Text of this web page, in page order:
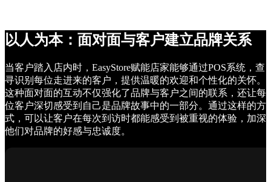
以人为本：面对面与客户建立品牌关系
当客户踏入店内时，EasyStore赋能店家能够通过POS系统，查
寻识别每位走进来的客户，提供温暖的欢迎和个性化的关怀。
这种面对面的互动不仅强化了品牌与客户之间的联系，还让每
位客户深切感受到自己是品牌故事中的一部分。通过这样的方
式，可以让客户在每次到访时都能感受到被重视的体验，加深
他们对品牌的好感与忠诚度。